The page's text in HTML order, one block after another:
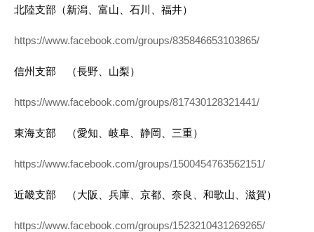
北陸支部（新潟、富山、石川、福井）
https://www.facebook.com/groups/835846653103865/
信州支部 （長野、山梨）
https://www.facebook.com/groups/817430128321441/
東海支部 （愛知、岐阜、静岡、三重）
https://www.facebook.com/groups/1500454763562151/
近畿支部 （大阪、兵庫、京都、奈良、和歌山、滋賀）
https://www.facebook.com/groups/1523210431269265/